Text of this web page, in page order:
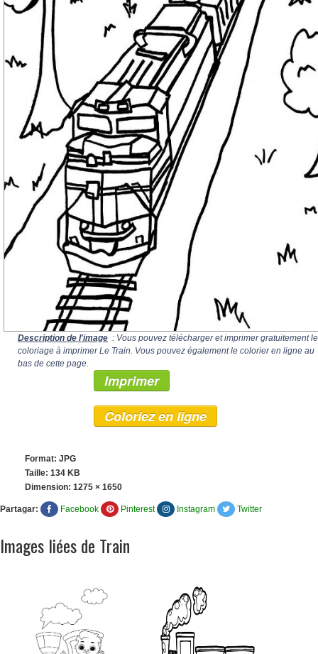
Description de l'image : Vous pouvez télécharger et imprimer gratuitement le
coloriage à imprimer Le Train. Vous pouvez également le colorier en ligne au
bas de cette page.
Imprimer
Coloriez en ligne
Format: JPG
Taille: 134 KB
Dimension: 1275 × 1650
Partagar: Facebook Pinterest Instagram Twitter
Images liées de Train